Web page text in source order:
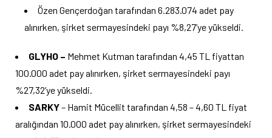
Özen Gençerdoğan tarafından 6.283.074 adet pay
alınırken, şirket sermayesindeki payı %8,27’ye yükseldi.
GLYHO – Mehmet Kutman tarafından 4,45 TL fiyattan
100.000 adet pay alınırken, şirket sermayesindeki payı
%27,32’ye yükseldi.
SARKY– Hamit Mücellit tarafından 4,58 – 4,60 TL fiyat
aralığından 10.000 adet pay alınırken, şirket sermayesindeki